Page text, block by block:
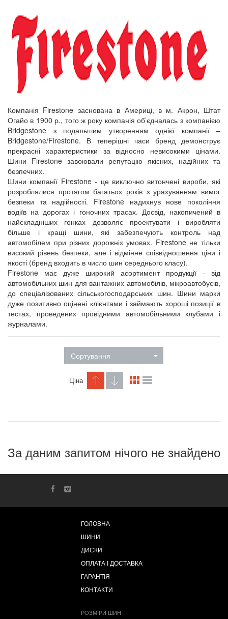
Компанія Firestone заснована в Америці, в м. Акрон, Штат
Огайо в 1900 р., того ж року компанія об’єдналась з компанією
Bridgestone з подальшим утворенням однієї компанії –
Bridgestone/Firestone. В теперішні часи бренд демонструє
прекрасні характеристики за відносно невисокими цінами.
Шини Firestone завоювали репутацію якісних, надійних та
безпечних.
Шини компанії Firestone - це виключно витончені вироби, які
розроблялися протягом багатьох років з урахуванням вимог
безпеки та надійності. Firestone надихнув нове покоління
водіїв на дорогах і гоночних трасах. Досвід, накопичений в
найскладніших гонках дозволяє проектувати і виробляти
більше і кращі шини, які забезпечують контроль над
автомобілем при різних дорожніх умовах. Firestone не тільки
високий рівень безпеки, але і відмінне співвідношення ціни і
якості (бренд входить в число шин середнього класу).
Firestone має дуже широкий асортимент продукції - від
автомобільних шин для вантажних автомобілів, мікроавтобусів,
до спеціалізованих сільськогосподарських шин. Шини марки
дуже позитивно оцінені клієнтами і займають хороші позиції в
тестах, проведених провідними автомобільними клубами і
журналами.
Сортування
Ціна
За даним запитом нічого не знайдено
ГОЛОВНА
ШИНИ
ДИСКИ
ОПЛАТА І ДОСТАВКА
ГАРАНТІЯ
КОНТАКТИ
РОЗМІРИ ШИН